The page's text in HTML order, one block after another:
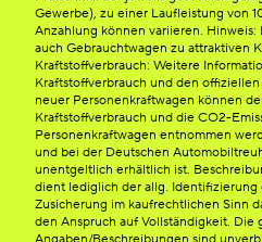
Gewerbe), zu einer Laufleistung von
Anzahlung können variieren.
auch Gebrauchtwagen zu attraktiven
Kraftstoffverbrauch: Weitere
Kraftstoffverbrauch und den
neuer Personenkraftwagen können
Kraftstoffverbrauch und die CO2-
Personenkraftwagen entnommen
und bei der Deutschen
unentgeltlich erhältlich ist.
dient lediglich der allg. Identifizierung
Zusicherung im kaufrechtlichen Sinn
den Anspruch auf Vollständigkeit. Die